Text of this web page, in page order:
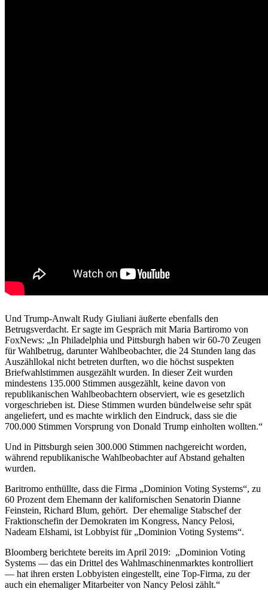
Und Trump-Anwalt Rudy Giuliani äußerte ebenfalls den
Betrugsverdacht. Er sagte im Gespräch mit Maria Bartiromo von
FoxNews: „In Philadelphia und Pittsburgh haben wir 60-70 Zeugen
für Wahlbetrug, darunter Wahlbeobachter, die 24 Stunden lang das
Auszähllokal nicht betreten durften, wo die höchst suspekten
Briefwahlstimmen ausgezählt wurden. In dieser Zeit wurden
mindestens 135.000 Stimmen ausgezählt, keine davon von
republikanischen Wahlbeobachtern observiert, wie es gesetzlich
vorgeschrieben ist. Diese Stimmen wurden bündelweise sehr spät
angeliefert, und es machte wirklich den Eindruck, dass sie die
700.000 Stimmen Vorsprung von Donald Trump einholten wollten.“
Und in Pittsburgh seien 300.000 Stimmen nachgereicht worden,
während republikanische Wahlbeobachter auf Abstand gehalten
wurden.
Baritromo enthüllte, dass die Firma „Dominion Voting Systems“, zu
60 Prozent dem Ehemann der kalifornischen Senatorin Dianne
Feinstein, Richard Blum, gehört. Der ehemalige Stabschef der
Fraktionschefin der Demokraten im Kongress, Nancy Pelosi,
Nadeam Elshami, ist Lobbyist für „Dominion Voting Systems“.
Bloomberg berichtete bereits im April 2019: „Dominion Voting
Systems — das ein Drittel des Wahlmaschinenmarktes kontrolliert
— hat ihren ersten Lobbyisten eingestellt, eine Top-Firma, zu der
auch ein ehemaliger Mitarbeiter von Nancy Pelosi zählt.“